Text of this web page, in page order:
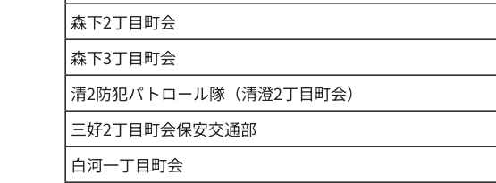
森下2丁目町会
森下3丁目町会
清2防犯パトロール隊（清澄2丁目町会）
三好2丁目町会保安交通部
白河一丁目町会